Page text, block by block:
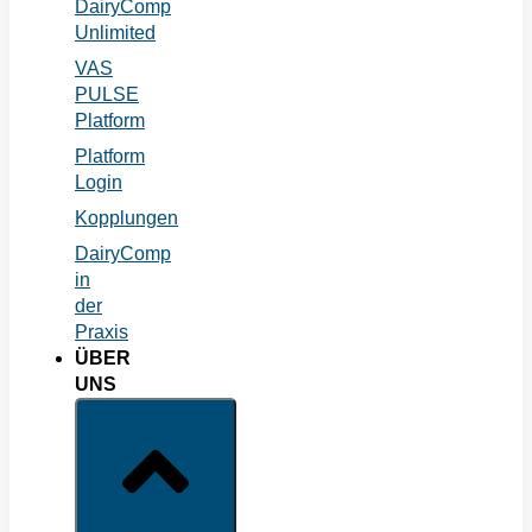
DairyComp
Unlimited
VAS
PULSE
Platform
Platform
Login
Kopplungen
DairyComp
in
der
Praxis
ÜBER
UNS